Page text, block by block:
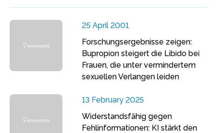
25 April 2001
Forschungsergebnisse zeigen:
Bupropion steigert die Libido bei
Frauen, die unter vermindertem
sexuellen Verlangen leiden
13 February 2025
Widerstandsfähig gegen
Fehlinformationen: KI stärkt den